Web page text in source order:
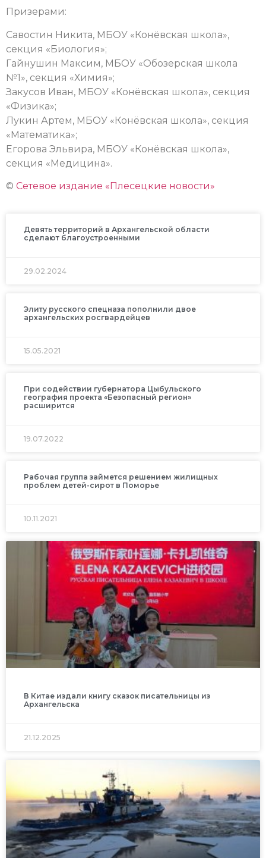
Призерами:
Савостин Никита, МБОУ «Конёвская школа»,
секция «Биология»;
Гайнушин Максим, МБОУ «Обозерская школа
№1», секция «Химия»;
Закусов Иван, МБОУ «Конёвская школа», секция
«Физика»;
Лукин Артем, МБОУ «Конёвская школа», секция
«Математика»;
Егорова Эльвира, МБОУ «Конёвская школа»,
секция «Медицина».
© Сетевое издание «Плесецкие новости»
Девять территорий в Архангельской области
сделают благоустроенными
29.02.2024
Элиту русского спецназа пополнили двое
архангельских росгвардейцев
15.05.2021
При содействии губернатора Цыбульского
география проекта «Безопасный регион»
расширится
19.07.2022
Рабочая группа займется решением жилищных
проблем детей-сирот в Поморье
10.11.2021
В Китае издали книгу сказок писательницы из
Архангельска
21.12.2025